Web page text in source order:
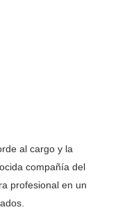
al cargo y la
compañía del
profesional en un